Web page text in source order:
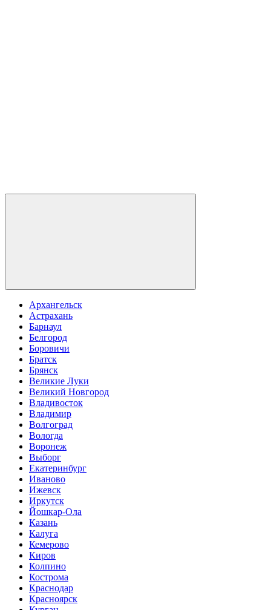
Архангельск
Астрахань
Барнаул
Белгород
Боровичи
Братск
Брянск
Великие Луки
Великий Новгород
Владивосток
Владимир
Волгоград
Вологда
Воронеж
Выборг
Екатеринбург
Иваново
Ижевск
Иркутск
Йошкар-Ола
Казань
Калуга
Кемерово
Киров
Колпино
Кострома
Краснодар
Красноярск